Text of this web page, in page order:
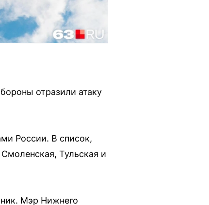
отразили атаку
России. В список,
Тульская и
Мэр Нижнего